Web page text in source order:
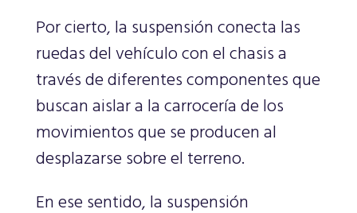
Por cierto, la suspensión conecta las
ruedas del vehículo con el chasis a
través de diferentes componentes que
buscan aislar a la carrocería de los
movimientos que se producen al
desplazarse sobre el terreno.
En ese sentido, la suspensión